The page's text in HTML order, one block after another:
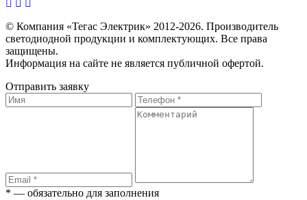
© Компания «Тегас Электрик» 2012-2026. Производитель
светодиодной продукции и комплектующих. Все права
защищены.
Информация на сайте не является публичной офертой.
Отправить заявку
* — обязательно для заполнения